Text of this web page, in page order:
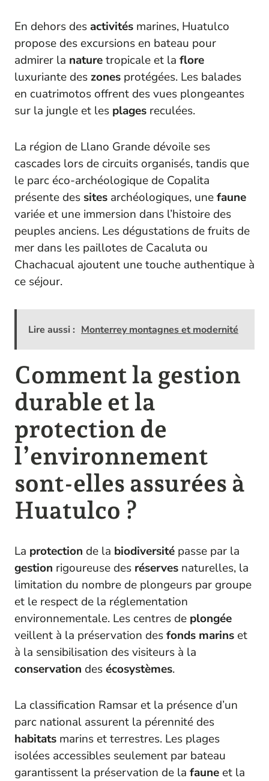
En dehors desactivités marines, Huatulco
propose des excursions en bateau pour
admirer la naturetropicale et la flore
luxuriante des zones protégées. Les balades
en cuatrimotos offrent des vues plongeantes
sur la jungle et les plages reculées.
La région de Llano Grande dévoile ses
cascades lors de circuits organisés, tandis que
le parc éco-archéologique de Copalita
présente des sites archéologiques, unefaune
variée et une immersion dans l’histoire des
peuples anciens. Les dégustations de fruits de
mer dans les paillotes de Cacaluta ou
Chachacual ajoutent une touche authentique à
ce séjour.
Lire aussi : Monterrey montagnes et modernité
Comment la gestion
durable et la
protection de
l’environnement
sont-elles assurées à
Huatulco ?
La protection de la biodiversité passe par la
gestion rigoureuse des réserves naturelles, la
limitation du nombre de plongeurs par groupe
et le respect de la réglementation
environnementale. Les centres de plongée
veillent à la préservation desfonds marins et
à la sensibilisation des visiteurs à la
conservation desécosystèmes.
La classification Ramsar et la présence d’un
parc national assurent la pérennité des
habitats marins et terrestres. Les plages
isolées accessibles seulement par bateau
garantissent la préservation de la faune et la